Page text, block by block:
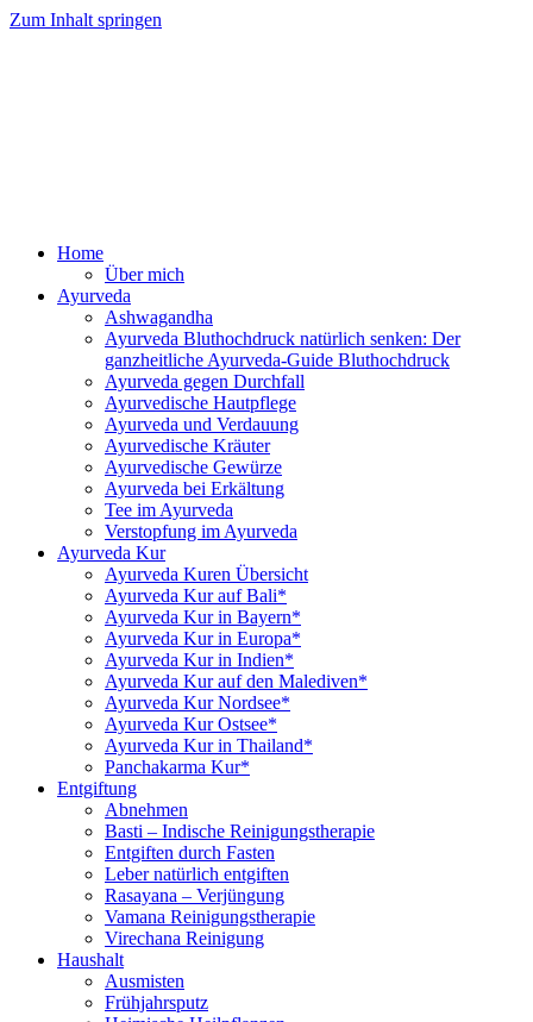
Zum Inhalt springen
Home
Über mich
Ayurveda
Ashwagandha
Ayurveda Bluthochdruck natürlich senken: Der
ganzheitliche Ayurveda-Guide Bluthochdruck
Ayurveda gegen Durchfall
Ayurvedische Hautpflege
Ayurveda und Verdauung
Ayurvedische Kräuter
Ayurvedische Gewürze
Ayurveda bei Erkältung
Tee im Ayurveda
Verstopfung im Ayurveda
Ayurveda Kur
Ayurveda Kuren Übersicht
Ayurveda Kur auf Bali*
Ayurveda Kur in Bayern*
Ayurveda Kur in Europa*
Ayurveda Kur in Indien*
Ayurveda Kur auf den Malediven*
Ayurveda Kur Nordsee*
Ayurveda Kur Ostsee*
Ayurveda Kur in Thailand*
Panchakarma Kur*
Entgiftung
Abnehmen
Basti – Indische Reinigungstherapie
Entgiften durch Fasten
Leber natürlich entgiften
Rasayana – Verjüngung
Vamana Reinigungstherapie
Virechana Reinigung
Haushalt
Ausmisten
Frühjahrsputz